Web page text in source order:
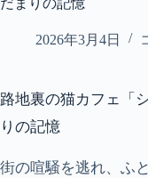
キ
だまりの記憶
2026年3月4日
路地裏の猫カフェ「
りの記憶
街の喧騒を逃れ、ふ